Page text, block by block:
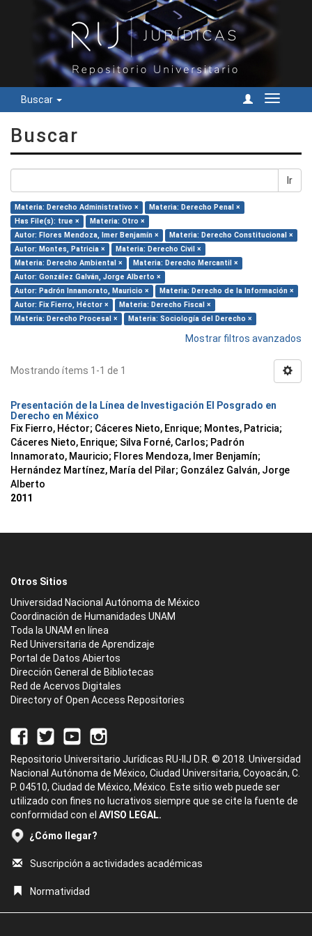
Buscar
Cambiar
Buscar
Ir
Materia: Derecho Administrativo ×
Materia: Derecho Penal ×
Has File(s): true ×
Materia: Otro ×
Autor: Flores Mendoza, Imer Benjamín ×
Materia: Derecho Constitucional ×
Autor: Montes, Patricia ×
Materia: Derecho Civil ×
Materia: Derecho Ambiental ×
Materia: Derecho Mercantil ×
Autor: González Galván, Jorge Alberto ×
Autor: Padrón Innamorato, Mauricio ×
Materia: Derecho de la Información ×
Autor: Fix Fierro, Héctor ×
Materia: Derecho Fiscal ×
Materia: Derecho Procesal ×
Materia: Sociología del Derecho ×
Mostrar filtros avanzados
Mostrando ítems 1-1 de 1
Presentación de la Línea de Investigación El Posgrado en
Derecho en México
Fix Fierro, Héctor; Cáceres Nieto, Enrique; Montes, Patricia;
Cáceres Nieto, Enrique; Silva Forné, Carlos; Padrón
Innamorato, Mauricio; Flores Mendoza, Imer Benjamín;
Hernández Martínez, María del Pilar; González Galván, Jorge
Alberto
2011
Otros Sitios
Universidad Nacional Autónoma de México
Coordinación de Humanidades UNAM
Toda la UNAM en línea
Red Universitaria de Aprendizaje
Portal de Datos Abiertos
Dirección General de Bibliotecas
Red de Acervos Digitales
Directory of Open Access Repositories
Repositorio Universitario Jurídicas RU-IIJ D.R. © 2018. Universidad
Nacional Autónoma de México, Ciudad Universitaria, Coyoacán, C.
P. 04510, Ciudad de México, México. Este sitio web puede ser
utilizado con fines no lucrativos siempre que se cite la fuente de
conformidad con el AVISO LEGAL.
¿Cómo llegar?
Suscripción a actividades académicas
Normatividad